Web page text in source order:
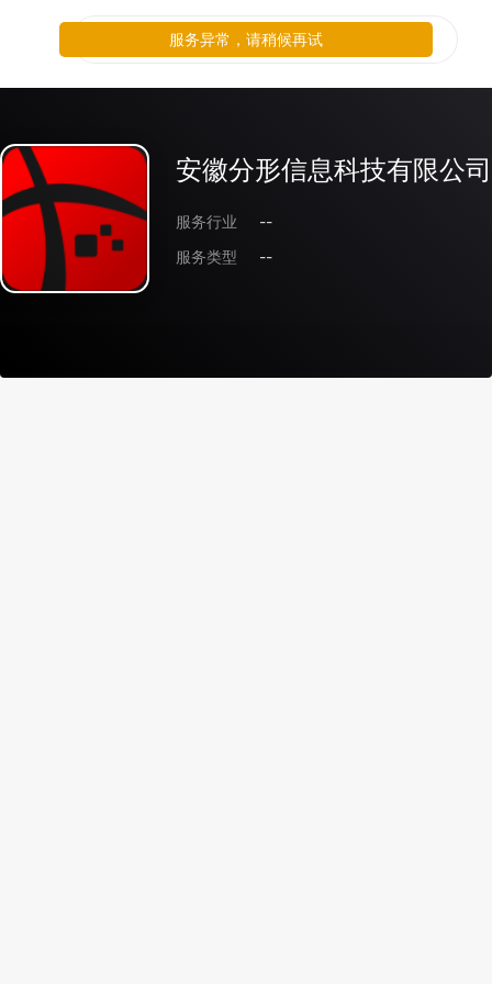
安徽分形信息科技有限公司
服务行业
--
服务类型
--
服务异常，请稍候再试